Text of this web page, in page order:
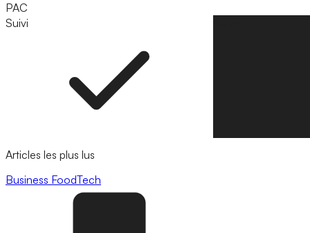
PAC
Suivi
Articles les plus lus
Business FoodTech